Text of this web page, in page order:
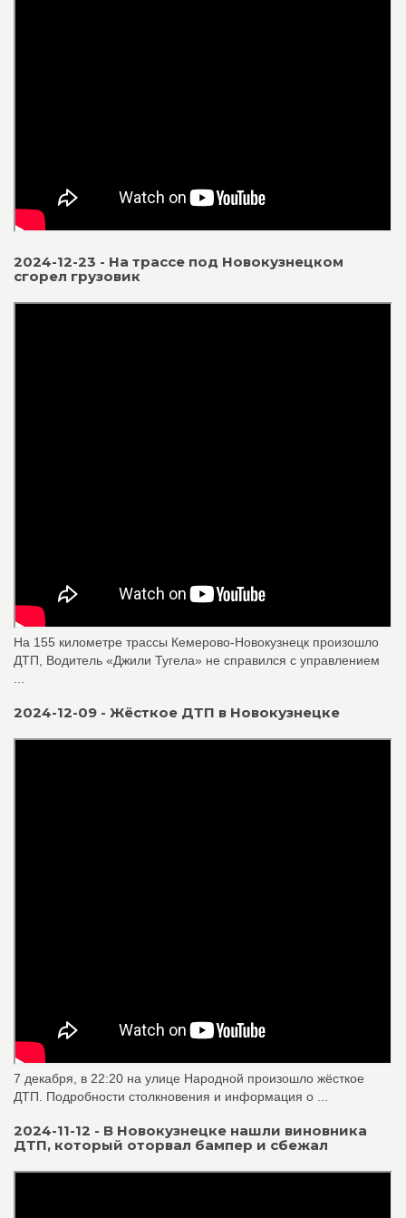
2024-12-23 - На трассе под Новокузнецком
сгорел грузовик
На 155 километре трассы Кемерово-Новокузнецк произошло
ДТП, Водитель «Джили Тугела» не справился с управлением
2024-12-09 - Жёсткое ДТП в Новокузнецке
7 декабря, в 22:20 на улице Народной произошло жёсткое
ДТП. Подробности столкновения и информация о ...
2024-11-12 - В Новокузнецке нашли виновника
ДТП, который оторвал бампер и сбежал